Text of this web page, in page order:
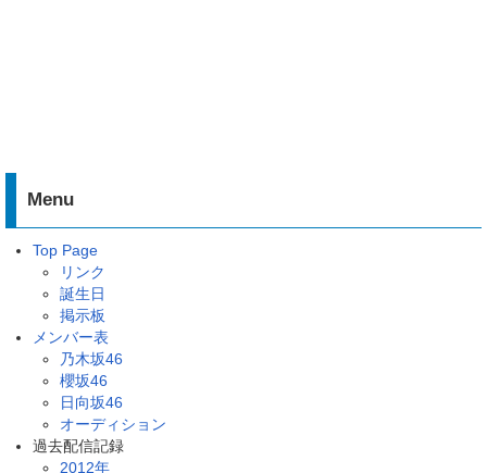
Menu
Top Page
リンク
誕生日
掲示板
メンバー表
乃木坂46
櫻坂46
日向坂46
オーディション
過去配信記録
2012年